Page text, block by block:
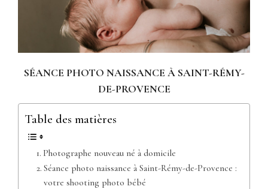
SÉANCE PHOTO NAISSANCE À SAINT-RÉMY-
DE-PROVENCE
Table des matières
Photographe nouveau né à domicile
Séance photo naissance à Saint-Rémy-de-Provence :
votre shooting photo bébé